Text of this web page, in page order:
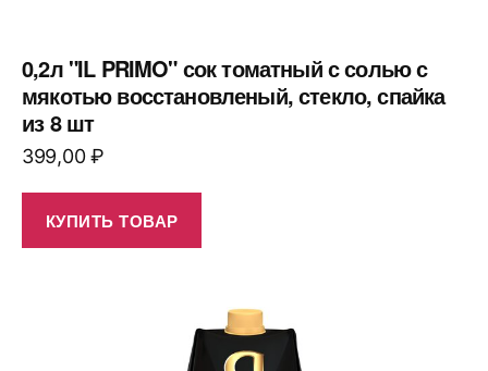
0,2л "IL PRIMO" сок томатный с солью с
мякотью восстановленый, стекло, спайка
из 8 шт
399,00₽
КУПИТЬ ТОВАР